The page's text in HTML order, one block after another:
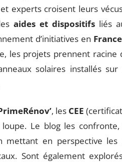
experts croisent leurs
aides et dispositifsliés
d’initiatives en France
les projets prennent racine
solaires installés sur
, les CEE
Le blog les
mettant en perspective
Sont également